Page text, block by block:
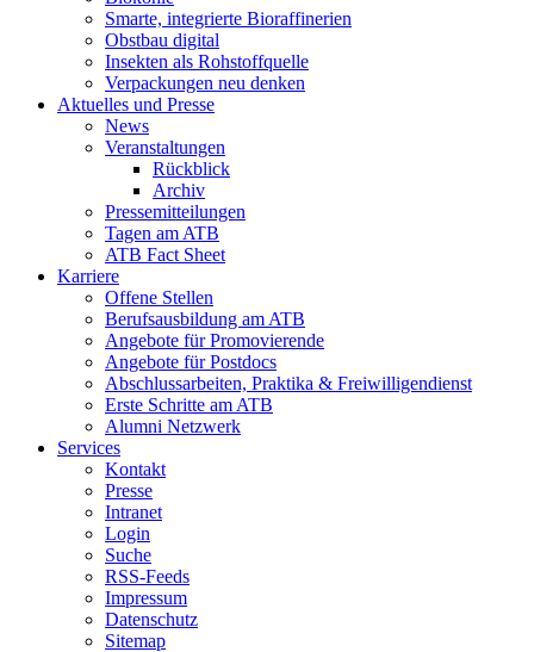
Smarte, integrierte Bioraffinerien
Obstbau digital
Insekten als Rohstoffquelle
Verpackungen neu denken
Aktuelles und Presse
News
Veranstaltungen
Rückblick
Archiv
Pressemitteilungen
Tagen am ATB
ATB Fact Sheet
Karriere
Offene Stellen
Berufsausbildung am ATB
Angebote für Promovierende
Angebote für Postdocs
Abschlussarbeiten, Praktika & Freiwilligendienst
Erste Schritte am ATB
Alumni Netzwerk
Services
Kontakt
Presse
Intranet
Login
Suche
RSS-Feeds
Impressum
Datenschutz
Sitemap